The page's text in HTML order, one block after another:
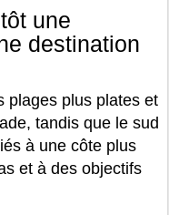
une
destination
plages plus plates et
tandis que le sud
à une côte plus
et à des objectifs